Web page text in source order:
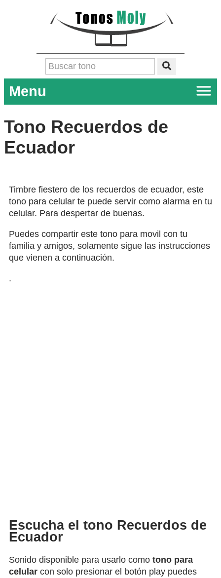
Menu
Tono Recuerdos de
Ecuador
Timbre fiestero de los recuerdos de ecuador, este
tono para celular te puede servir como alarma en tu
celular. Para despertar de buenas.
Puedes compartir este tono para movil con tu
familia y amigos, solamente sigue las instrucciones
que vienen a continuación.
.
Escucha el tono Recuerdos de
Ecuador
Sonido disponible para usarlo como tono para
celular con solo presionar el botón play puedes